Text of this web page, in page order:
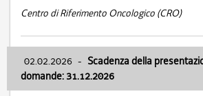
Centro di Riferimento Oncologico (CRO)
02.02.2026 - Scadenza della
domande: 31.12.2026